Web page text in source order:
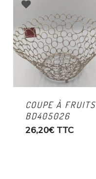
COUPE À FRUITS
BD405026
26,20€ TTC